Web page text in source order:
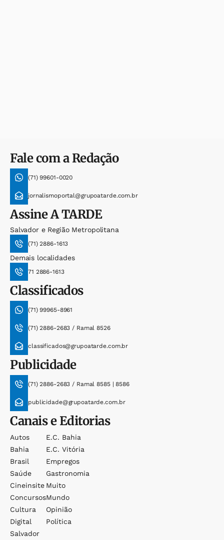
Fale com a Redação
(71) 99601-0020
jornalismoportal@grupoatarde.com.br
AssineA TARDE
Salvador e Região Metropolitana
(71) 2886-1613
Demais localidades
71 2886-1613
Classificados
(71) 99965-8961
(71) 2886-2683 / Ramal 8526
classificados@grupoatarde.com.br
Publicidade
(71) 2886-2683 / Ramal 8585 | 8586
publicidade@grupoatarde.com.br
Canais e Editorias
Autos
Bahia
Brasil
Saúde
Cineinsite
Concursos
Cultura
Digital
Salvador
E.c. Bahia
E.c. Vitória
Empregos
Gastronomia
Muito
Mundo
Opinião
Política